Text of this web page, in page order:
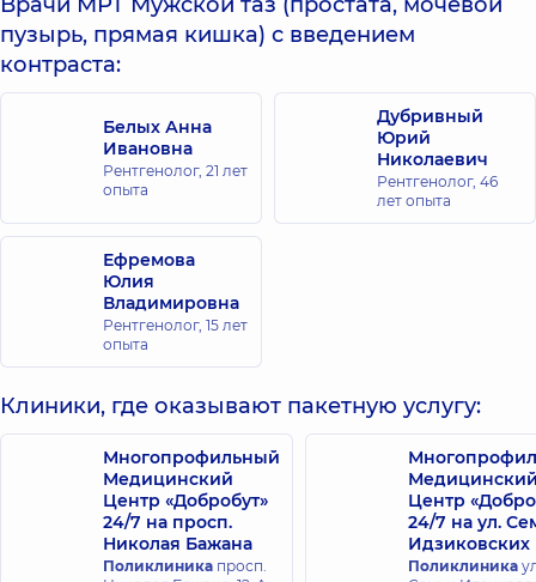
пузырь, прямая кишка) с введением
контраста:
Белых Анна
Ивановна
Рентгенолог, 21 лет
опыта
Дубривный
Юрий
Николаевич
Рентгенолог, 46
лет опыта
Ефремова
Юлия
Владимировна
Рентгенолог, 15 лет
опыта
Клиники, где оказывают пакетную услугу:
Многопрофильный
Медицинский
Центр «Добробут»
24/7 на просп.
Николая Бажана
Поликлиника просп.
Центр
24/7 на ул.
Идзиковских
Поликлиника